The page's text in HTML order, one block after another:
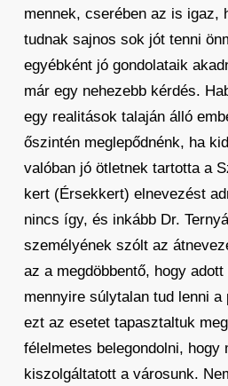
mennek, cserében az is igaz,
tudnak sajnos sok jót tenni
egyébként jó gondolataik
már egy nehezebb kérdés.
egy realitások talaján álló
őszintén meglepődnénk, ha
valóban jó ötletnek tartotta a
kert (Érsekkert) elnevezést
nincs így, és inkább Dr.
személyének szólt az
az a megdöbbentő, hogy
mennyire súlytalan tud lenni
ezt az esetet tapasztaltuk
félelmetes belegondolni, hogy
kiszolgáltatott a városunk.